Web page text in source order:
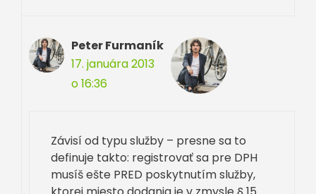
Peter Furmaník
17. januára 2013
o 16:36
Závisí od typu služby – presne sa to
definuje takto: registrovať sa pre DPH
musíš ešte PRED poskytnutím služby,